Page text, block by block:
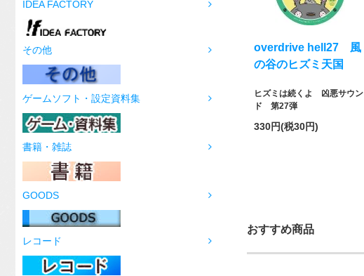
IDEA FACTORY
その他
ゲームソフト・設定資料集
書籍・雑誌
GOODS
レコード
overdrive hell27 風
の谷のヒズミ天国
ヒズミは続くよ 凶悪サウン
ド 第27弾
330円(税30円)
おすすめ商品